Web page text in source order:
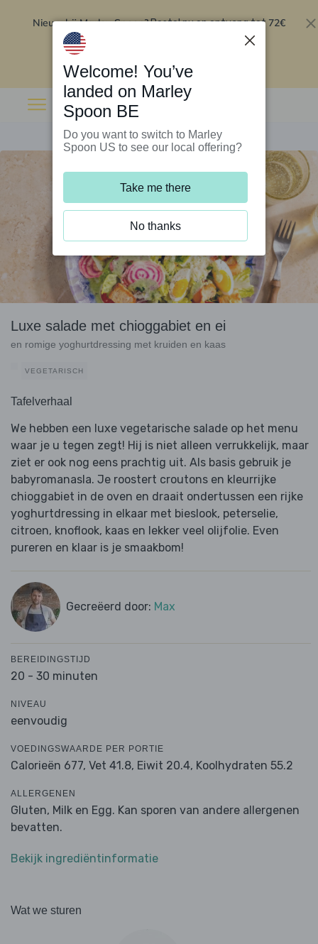
Nieuw bij Marley Spoon?Bestel nu en ontvang tot 72€
Luxe salade met chioggabiet en ei
en romige yoghurtdressing met kruiden en kaas
VEGETARISCH
Tafelverhaal
We hebben een luxe vegetarische salade op het menu
waar je u tegen zegt! Hij is niet alleen verrukkelijk, maar
ziet er ook nog eens prachtig uit. Als basis gebruik je
babyromanasla. Je roostert croutons en kleurrijke
chioggabiet in de oven en draait ondertussen een rijke
yoghurtdressing in elkaar met bieslook, peterselie,
citroen, knoflook, kaas en lekker veel olijfolie. Even
pureren en klaar is je smaakbom!
Gecreëerd door: Max
BEREIDINGSTIJD
20 - 30 minuten
NIVEAU
eenvoudig
VOEDINGSWAARDE PER PORTIE
Calorieën 677, Vet 41.8, Eiwit 20.4, Koolhydraten 55.2
ALLERGENEN
Gluten, Milk en Egg. Kan sporen van andere allergenen
bevatten.
Bekijk ingrediëntinformatie
Wat we sturen
Welcome! You’ve
landed on Marley
Spoon BE
Do you want to switch to Marley
Spoon US to see our local offering?
Take me there
No thanks